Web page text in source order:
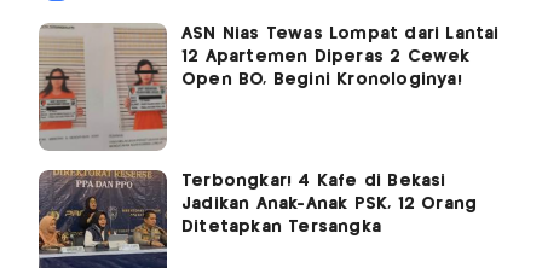
ASN Nias Tewas Lompat dari Lantai
12 Apartemen Diperas 2 Cewek
Open BO, Begini Kronologinya!
Terbongkar! 4 Kafe di Bekasi
Jadikan Anak-Anak PSK, 12 Orang
Ditetapkan Tersangka